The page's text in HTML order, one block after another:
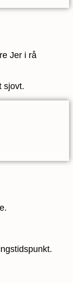
Jer i rå
sjovt.